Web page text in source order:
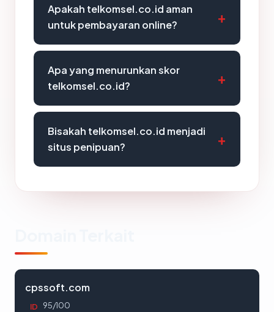
Apakah telkomsel.co.id aman
untuk pembayaran online?
Apa yang menurunkan skor
telkomsel.co.id?
Bisakah telkomsel.co.id menjadi
situs penipuan?
cpssoft.com
ID 95/100